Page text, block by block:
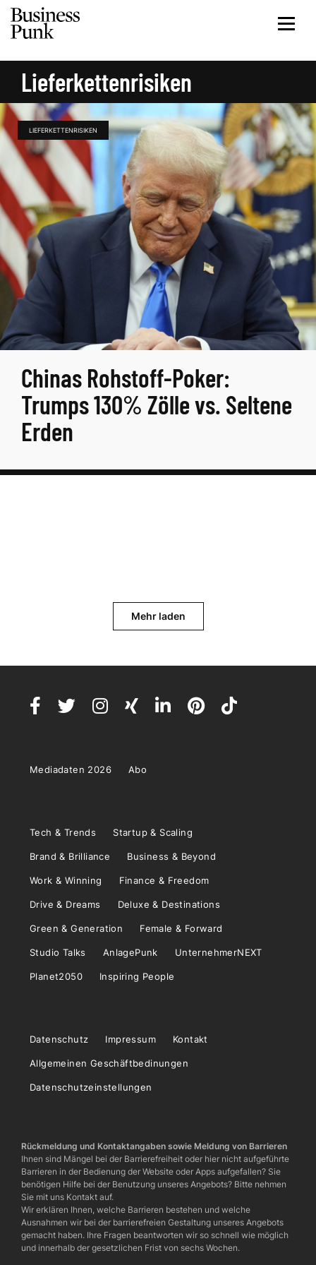
Lieferkettenrisiken
LIEFERKETTENRISIKEN
Chinas Rohstoff-Poker:
Trumps 130% Zölle vs. Seltene
Erden
Mehr laden
Mediadaten 2026 Abo
Tech & Trends Startup & Scaling
Brand & Brilliance Business & Beyond
Work & Winning Finance & Freedom
Drive & Dreams Deluxe & Destinations
Green & Generation Female & Forward
Studio Talks AnlagePunk UnternehmerNEXT
Planet2050 Inspiring People
Datenschutz Impressum Kontakt
Allgemeinen Geschäftbedinungen
Datenschutzeinstellungen
Rückmeldung und Kontaktangaben sowie Meldung von Barrieren
Ihnen sind Mängel bei der Barrierefreiheit oder hier nicht aufgeführte
Barrieren in der Bedienung der Website oder Apps aufgefallen? Sie
benötigen Hilfe bei der Benutzung unseres Angebots? Bitte nehmen
Sie mit uns Kontakt auf.
Wir erklären Ihnen, welche Barrieren bestehen und welche
Ausnahmen wir bei der barrierefreien Gestaltung unseres Angebots
gemacht haben. Ihre Fragen beantworten wir so schnell wie möglich
und innerhalb der gesetzlichen Frist von sechs Wochen.